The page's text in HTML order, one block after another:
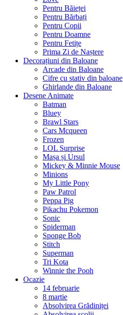
Pentru Băieței
Pentru Bărbați
Pentru Copii
Pentru Doamne
Pentru Fetițe
Prima Zi de Naștere
Decorațiuni din Baloane
Arcade din Baloane
Cifre cu stativ din baloane
Ghirlande din Baloane
Desene Animate
Batman
Bluey
Brawl Stars
Cars Mcqueen
Frozen
LOL Surprise
Mașa și Ursul
Mickey & Minnie Mouse
Minions
My Little Pony
Paw Patrol
Peppa Pig
Pikachu Pokemon
Sonic
Spiderman
Sponge Bob
Stitch
Superman
Tri Kota
Winnie the Pooh
Ocazie
14 februarie
8 martie
Absolvirea Grădiniței